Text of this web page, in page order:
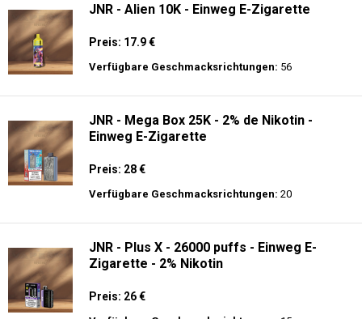
JNR - Alien 10K - Einweg E-Zigarette
Preis: 17.9 €
Verfügbare Geschmacksrichtungen: 56
JNR - Mega Box 25K - 2% de Nikotin -
Einweg E-Zigarette
Preis: 28 €
Verfügbare Geschmacksrichtungen: 20
JNR - Plus X - 26000 puffs - Einweg E-
Zigarette - 2% Nikotin
Preis: 26 €